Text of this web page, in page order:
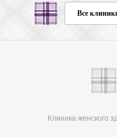
Все
Клиника женского